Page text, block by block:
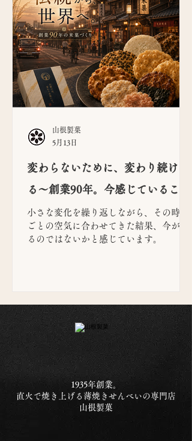
変わらないために、変わり続け
る〜創業90年。今感じていること
小さな変化を繰り返しながら、その時代
ごとの空気に合わせてきた結果、今があ
るのではないかと感じています。
山根製菓
5月13日
1935年創業。
直火で焼き上げる薄焼きせんべいの専門店
山根製菓